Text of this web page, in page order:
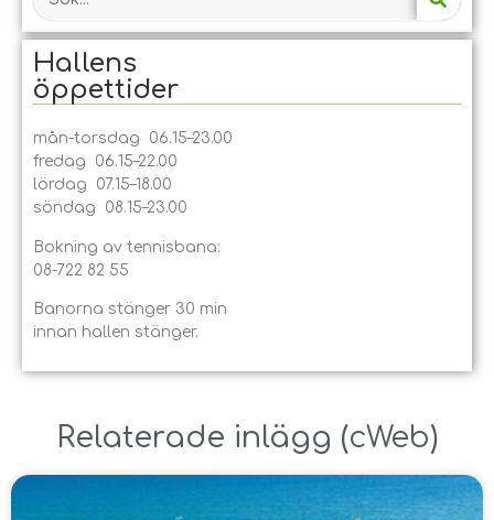
Hallens
öppet­tider
mån-torsdag 06.15–23.00
fredag 06.15–22.00
lördag 07.15–18.00
söndag 08.15–23.00
Bokning av tennisbana:
08-722 82 55
Banorna stänger 30 min
innan hallen stänger.
Relaterade inlägg ​(cWeb)